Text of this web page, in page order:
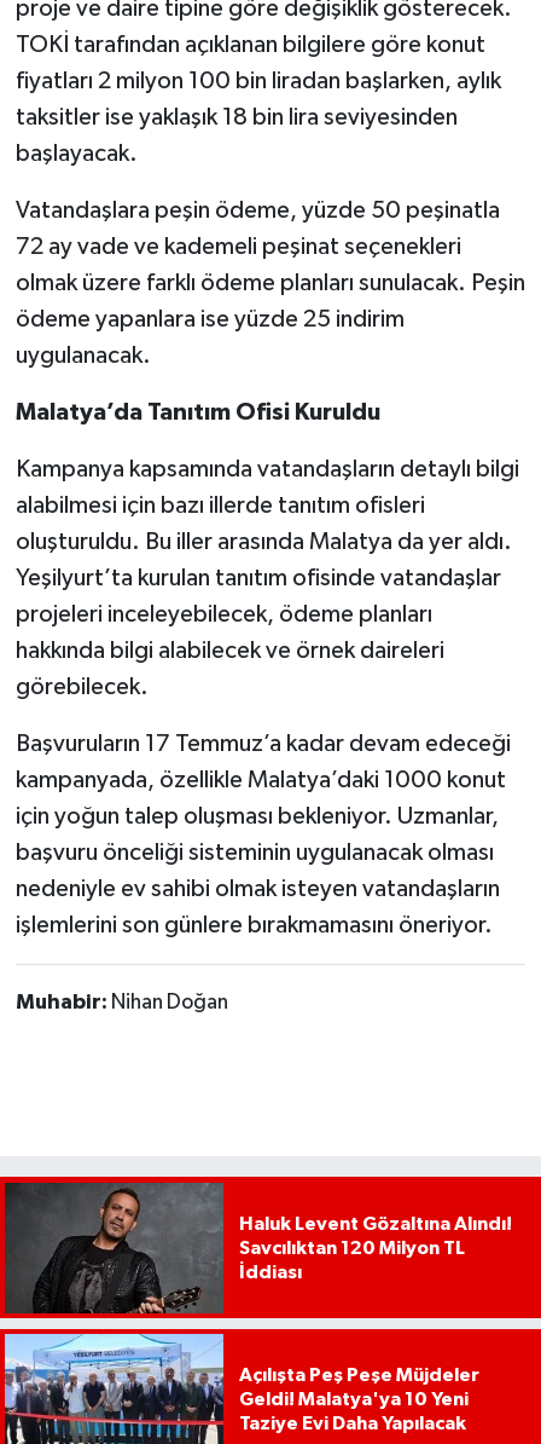
proje ve daire tipine göre değişiklik gösterecek.
TOKİ tarafından açıklanan bilgilere göre konut
fiyatları 2 milyon 100 bin liradan başlarken, aylık
taksitler ise yaklaşık 18 bin lira seviyesinden
başlayacak.
Vatandaşlara peşin ödeme, yüzde 50 peşinatla
72 ay vade ve kademeli peşinat seçenekleri
olmak üzere farklı ödeme planları sunulacak. Peşin
ödeme yapanlara ise yüzde 25 indirim
uygulanacak.
Malatya’da Tanıtım Ofisi Kuruldu
Kampanya kapsamında vatandaşların detaylı bilgi
alabilmesi için bazı illerde tanıtım ofisleri
oluşturuldu. Bu iller arasında Malatya da yer aldı.
Yeşilyurt’ta kurulan tanıtım ofisinde vatandaşlar
projeleri inceleyebilecek, ödeme planları
hakkında bilgi alabilecek ve örnek daireleri
görebilecek.
Başvuruların 17 Temmuz’a kadar devam edeceği
kampanyada, özellikle Malatya’daki 1000 konut
için yoğun talep oluşması bekleniyor. Uzmanlar,
başvuru önceliği sisteminin uygulanacak olması
nedeniyle ev sahibi olmak isteyen vatandaşların
işlemlerini son günlere bırakmamasını öneriyor.
Muhabir: Nihan Doğan
Haluk Levent Gözaltına Alındı!
Savcılıktan 120 Milyon TL
İddiası
Açılışta Peş Peşe Müjdeler
Geldi! Malatya'ya 10 Yeni
Taziye Evi Daha Yapılacak